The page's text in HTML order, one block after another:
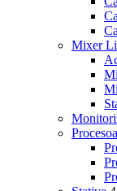
Mixer